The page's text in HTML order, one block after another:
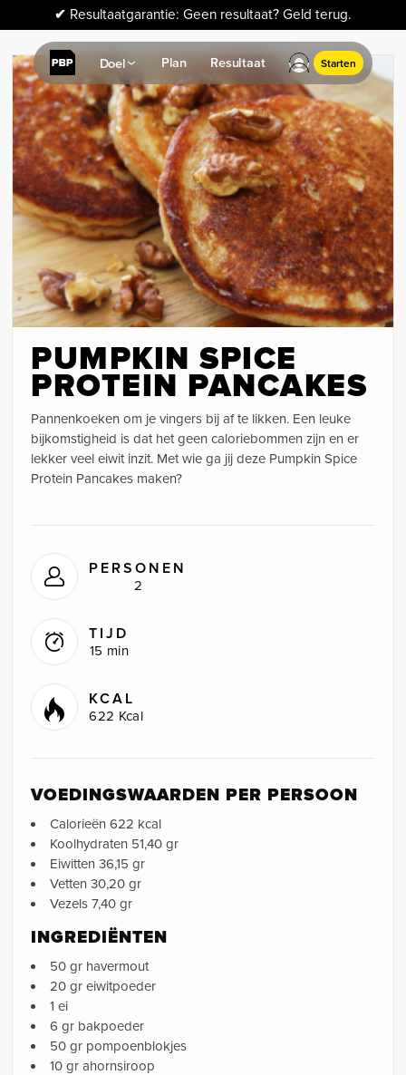
✔ Resultaatgarantie: Geen resultaat? Geld terug.
Doel Plan Resultaat Starten
PUMPKIN SPICE
PROTEIN PANCAKES
Pannenkoeken om je vingers bij af te likken. Een leuke
bijkomstigheid is dat het geen caloriebommen zijn en er
lekker veel eiwit inzit. Met wie ga jij deze Pumpkin Spice
Protein Pancakes maken?
PERSONEN
2
TIJD
15 min
KCAL
622 Kcal
VOEDINGSWAARDEN PER PERSOON
Calorieën 622 kcal
Koolhydraten 51,40 gr
Eiwitten 36,15 gr
Vetten 30,20 gr
Vezels 7,40 gr
INGREDIËNTEN
50 gr havermout
20 gr eiwitpoeder
1 ei
6 gr bakpoeder
50 gr pompoenblokjes
10 gr ahornsiroop